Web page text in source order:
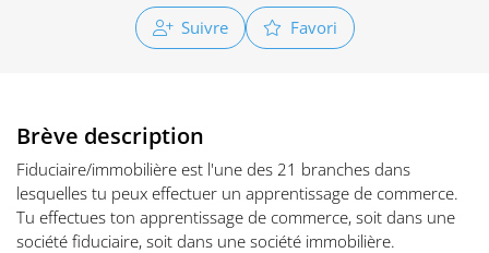
Suivre Favori
Brève description
Fiduciaire/immobilière est l'une des 21 branches dans
lesquelles tu peux effectuer un apprentissage de commerce.
Tu effectues ton apprentissage de commerce, soit dans une
société fiduciaire, soit dans une société immobilière.